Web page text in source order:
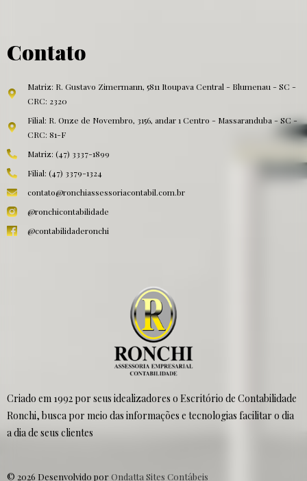
Criado em 1992 por seus idealizadores o Escritório de Contabilidade
Ronchi, busca por meio das informações e tecnologias facilitar o dia
a dia de seus clientes
© 2026 Desenvolvido por Ondatta Sites Contábeis
Contato
Matriz: R. Gustavo Zimermann, 5811 Itoupava Central - Blumenau - SC -
CRC: 2320
Filial: R. Onze de Novembro, 3156, andar 1 Centro - Massaranduba - SC -
CRC: 81-F
Matriz: (47) 3337-1899
Filial: (47) 3379-1324
contato@ronchiassessoriacontabil.com.br
@ronchicontabilidade
@contabilidaderonchi